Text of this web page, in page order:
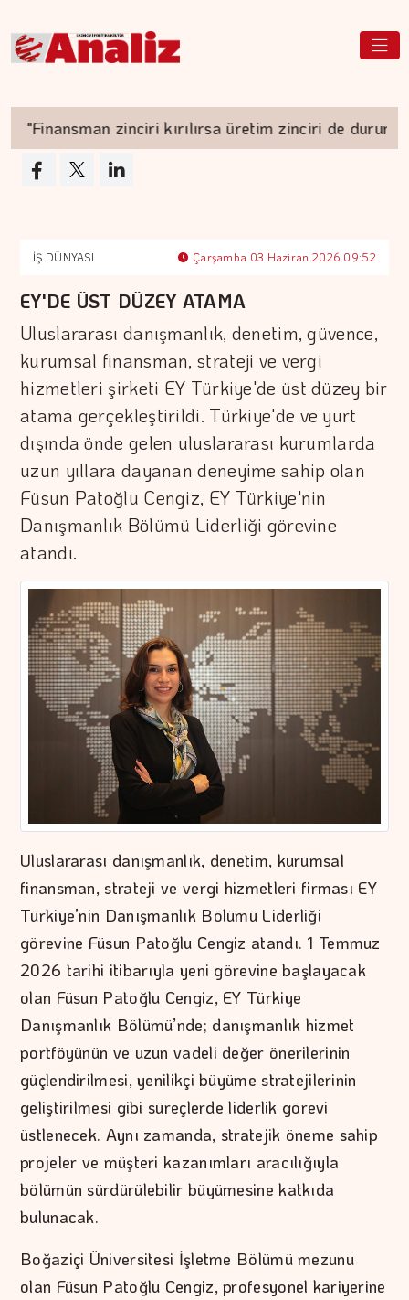
"Finansman zinciri kırılırsa üretim zinciri de durur"
İŞ DÜNYASI Çarşamba 03 Haziran 2026 09:52
EY'DE ÜST DÜZEY ATAMA
Uluslararası danışmanlık, denetim, güvence,
kurumsal finansman, strateji ve vergi
hizmetleri şirketi EY Türkiye'de üst düzey bir
atama gerçekleştirildi. Türkiye'de ve yurt
dışında önde gelen uluslararası kurumlarda
uzun yıllara dayanan deneyime sahip olan
Füsun Patoğlu Cengiz, EY Türkiye'nin
Danışmanlık Bölümü Liderliği görevine
atandı.
Uluslararası danışmanlık, denetim, kurumsal
finansman, strateji ve vergi hizmetleri firması EY
Türkiye’nin Danışmanlık Bölümü Liderliği
görevine Füsun Patoğlu Cengiz atandı. 1 Temmuz
2026 tarihi itibarıyla yeni görevine başlayacak
olan Füsun Patoğlu Cengiz, EY Türkiye
Danışmanlık Bölümü’nde; danışmanlık hizmet
portföyünün ve uzun vadeli değer önerilerinin
güçlendirilmesi, yenilikçi büyüme stratejilerinin
geliştirilmesi gibi süreçlerde liderlik görevi
üstlenecek. Aynı zamanda, stratejik öneme sahip
projeler ve müşteri kazanımları aracılığıyla
bölümün sürdürülebilir büyümesine katkıda
bulunacak.
Boğaziçi Üniversitesi İşletme Bölümü mezunu
olan Füsun Patoğlu Cengiz, profesyonel kariyerine